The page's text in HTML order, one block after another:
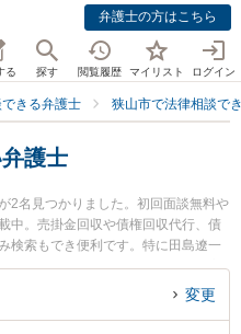
弁護士の方はこちら
る 探す 閲覧履歴 マイリスト ログイン
きる弁護士 狭山市で法律相談で
護士
2名見つかりました。初回面談無料や
中。売掛金回収や債権回収代行、債
検索もでき便利です。特に田島遼一
法律事務所の岡本 聡治弁護士のプロ
目されています。『狭山市で土日や
変更